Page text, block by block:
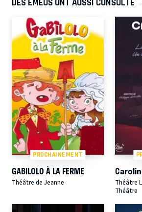
DES ÉMEUS ONT AUSSI CONSULTÉ
PROCHAINEMENT
GABILOLO À LA FERME
Théâtre de Jeanne
Théâtre
Théâtre